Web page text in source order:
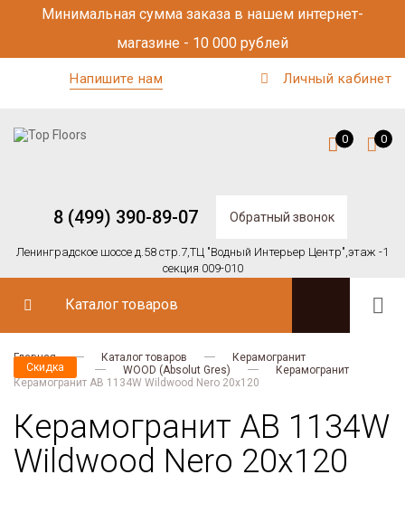
Минимальная сумма заказа в нашем интернет-
магазине - 10 000 рублей
Напишите нам Личный кабинет
8 (499) 390-89-07 Обратный звонок
Ленинградское шоссе д.58 стр.7,ТЦ "Водный Интерьер Центр",этаж -1
секция 009-010
0 0
Каталог товаров
Главная Каталог товаров
Керамогранит
Absolut Gres
WOOD (Absolut Gres)
Керамогранит
Керамогранит AB 1134W Wildwood Nero 20х120
Керамогранит AB 1134W
Wildwood Nero 20х120
Скидка